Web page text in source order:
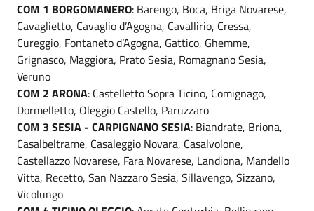
COM 1 BORGOMANERO: Barengo, Boca, Briga Novarese,
Cavaglietto, Cavaglio d’Agogna, Cavallirio, Cressa,
Cureggio, Fontaneto d’Agogna, Gattico, Ghemme,
Grignasco, Maggiora, Prato Sesia, Romagnano Sesia,
Veruno
COM 2 ARONA: Castelletto Sopra Ticino, Comignago,
Dormelletto, Oleggio Castello, Paruzzaro
COM 3 SESIA - CARPIGNANO SESIA: Biandrate, Briona,
Casalbeltrame, Casaleggio Novara, Casalvolone,
Castellazzo Novarese, Fara Novarese, Landiona, Mandello
Vitta, Recetto, San Nazzaro Sesia, Sillavengo, Sizzano,
Vicolungo